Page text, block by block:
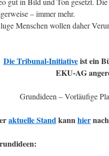
– immer mehr.
Menschen wollen daher
Die Tribunal-Initiativeist ein
EKU-AG
Grundideen – Vorläufige
aktuelle Standkannhier